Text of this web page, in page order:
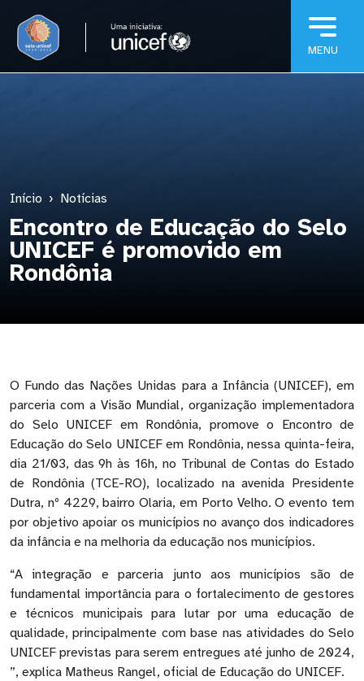
Início Notícias
Encontro de Educação do Selo
UNICEF é promovido em
Rondônia
O Fundo das Nações Unidas para a Infância (UNICEF), em
parceria com a Visão Mundial, organização implementadora
do Selo UNICEF em Rondônia, promove o Encontro de
Educação do Selo UNICEF em Rondônia, nessa quinta-feira,
dia 21/03, das 9h às 16h, no Tribunal de Contas do Estado
de Rondônia (TCE-RO), localizado na avenida Presidente
Dutra, nº 4229, bairro Olaria, em Porto Velho. O evento tem
por objetivo apoiar os municípios no avanço dos indicadores
da infância e na melhoria da educação nos municípios.
“A integração e parceria junto aos municípios são de
fundamental importância para o fortalecimento de gestores
e técnicos municipais para lutar por uma educação de
qualidade, principalmente com base nas atividades do Selo
UNICEF previstas para serem entregues até junho de 2024,
”, explica Matheus Rangel, oficial de Educação do UNICEF.